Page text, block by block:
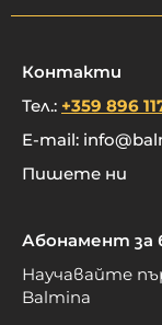
Контакти
Тел.: +359 896
E-mail:
Пишете ни
Абонамент за
Научавайте
Balmina